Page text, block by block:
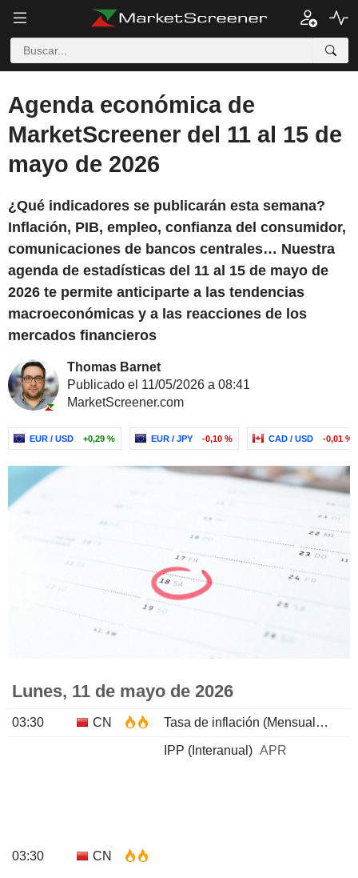
Agenda económica de
MarketScreener del 11 al 15 de
mayo de 2026
¿Qué indicadores se publicarán esta semana?
Inflación, PIB, empleo, confianza del consumidor,
comunicaciones de bancos centrales… Nuestra
agenda de estadísticas del 11 al 15 de mayo de
2026 te permite anticiparte a las tendencias
macroeconómicas y a las reacciones de los
mercados financieros
Thomas Barnet
Publicado el 11/05/2026 a 08:41
MarketScreener.com
EUR / USD +0,29 % EUR / JPY -0,10 % CAD / USD -0,01 %
Lunes, 11 de mayo de 2026
03:30 CN Tasa de inflación (Mensual)
03:30 CN
IPP (Interanual) APR